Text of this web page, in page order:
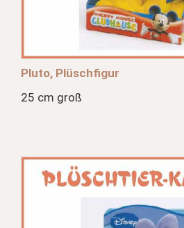
Pluto, Plüschfigur
25 cm groß